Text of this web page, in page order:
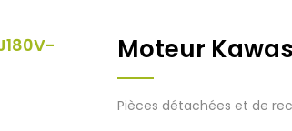
Moteur
Pièces détachées et de